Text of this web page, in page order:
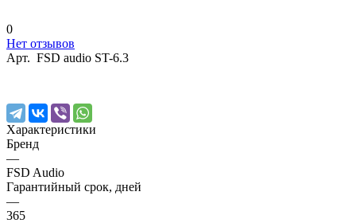
0
Нет отзывов
Арт. FSD audio ST-6.3
Характеристики
Бренд
—
FSD Audio
Гарантийный срок, дней
—
365